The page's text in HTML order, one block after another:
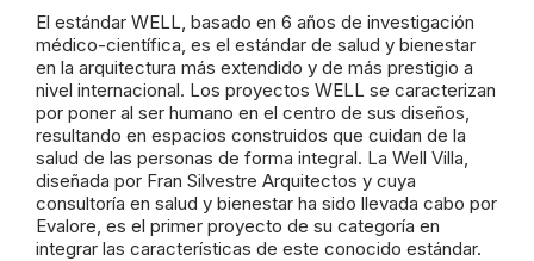
El estándar WELL, basado en 6 años de investigación
médico-científica, es el estándar de salud y bienestar
en la arquitectura más extendido y de más prestigio a
nivel internacional. Los proyectos WELL se caracterizan
por poner al ser humano en el centro de sus diseños,
resultando en espacios construidos que cuidan de la
salud de las personas de forma integral. La Well Villa,
diseñada por Fran Silvestre Arquitectos y cuya
consultoría en salud y bienestar ha sido llevada cabo por
Evalore, es el primer proyecto de su categoría en
integrar las características de este conocido estándar.